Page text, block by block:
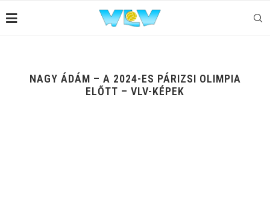
NAGY ÁDÁM – A 2024-ES PÁRIZSI OLIMPIA
ELŐTT – VLV-KÉPEK